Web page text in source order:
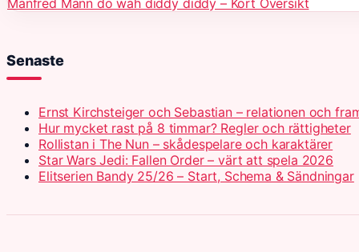
Senaste
Ernst Kirchsteiger och Sebastian – relationen och
Hur mycket rast på 8 timmar? Regler och rättigheter
Rollistan i The Nun – skådespelare och karaktärer
Star Wars Jedi: Fallen Order – värt att spela 2026
Elitserien Bandy 25/26 – Start, Schema & Sändningar